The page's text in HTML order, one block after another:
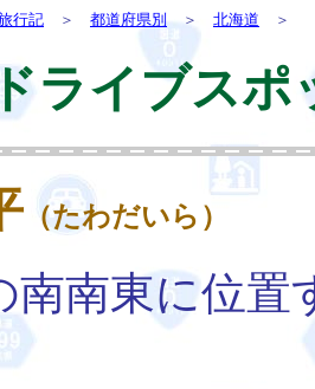
行記 ＞ 都道府県別＞ 北海道 ＞
ライブスポ
（たわだいら）
南南東に位置